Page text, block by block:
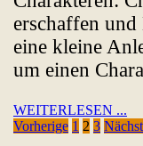
erschaffen
eine kleine
um einen
WEITERLESEN ...
...
Vorherige 1 2 3